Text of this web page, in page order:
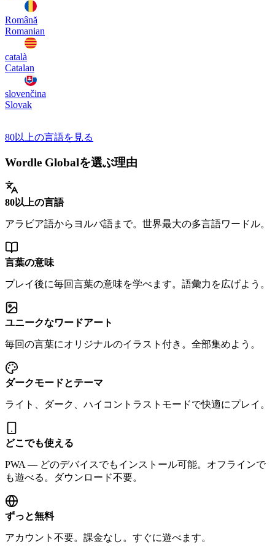
Română
Romanian
català
Catalan
slovenčina
Slovak
80以上の言語を見る
Wordle Globalを選ぶ理由
80以上の言語
アラビア語からヨルバ語まで。世界最大の多言語ワードル。
言葉の意味
プレイ後に毎回言葉の意味を学べます。語彙力を広げよう。
ユニークなワードアート
毎回の言葉にオリジナルのイラスト付き。全部集めよう。
ダークモードとテーマ
ライト、ダーク、ハイコントラストモードで快適にプレイ。
どこでも使える
PWA — どのデバイスでもインストール可能。オフラインで
も遊べる。ダウンロード不要。
ずっと無料
アカウント不要。課金なし。すぐに遊べます。